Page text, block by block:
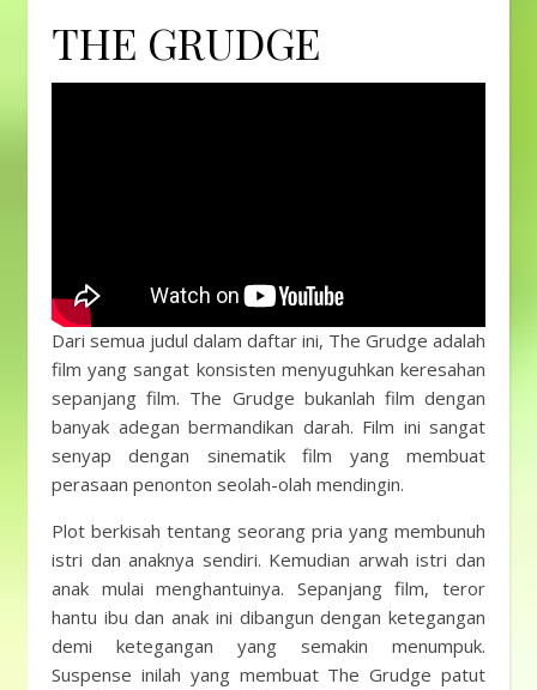
THE GRUDGE
Dari semua judul dalam daftar ini, The Grudge adalah
film yang sangat konsisten menyuguhkan keresahan
sepanjang film. The Grudge bukanlah film dengan
banyak adegan bermandikan darah. Film ini sangat
senyap dengan sinematik film yang membuat
perasaan penonton seolah-olah mendingin.
Plot berkisah tentang seorang pria yang membunuh
istri dan anaknya sendiri. Kemudian arwah istri dan
anak mulai menghantuinya. Sepanjang film, teror
hantu ibu dan anak ini dibangun dengan ketegangan
demi ketegangan yang semakin menumpuk.
Suspense inilah yang membuat The Grudge patut